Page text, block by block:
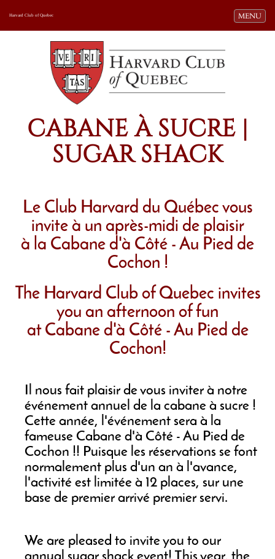
Toggle
MENU
Harvard Club of Quebec
CABANE À SUCRE |
SUGAR SHACK
Le Club Harvard du Québec vous
invite à un après-midi de plaisir
à la Cabane d'à Côté - Au Pied de
Cochon !
The Harvard Club of Quebec invites
you an afternoon of fun
at Cabane d'à Côté - Au Pied de
Cochon!
Il nous fait plaisir de vous inviter à notre
événement annuel de la cabane à sucre !
Cette année, l'événement sera à la
fameuse Cabane d'à Côté - Au Pied de
Cochon !! Puisque les réservations se font
normalement plus d'un an à l'avance,
l'activité est limitée à 12 places, sur une
base de premier arrivé premier servi.
We are pleased to invite you to our